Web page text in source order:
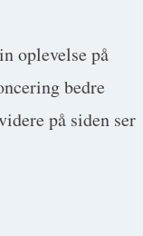
oplevelse på
bedre
på siden ser